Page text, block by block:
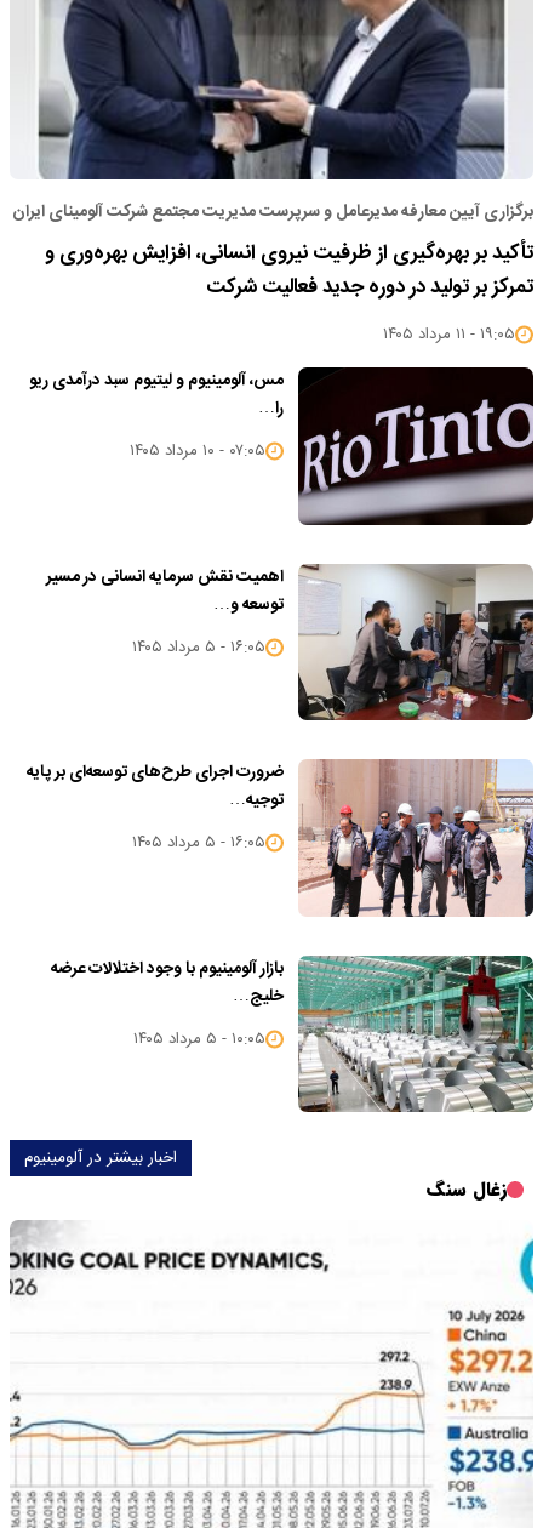
برگزاری آیین معارفه مدیرعامل و سرپرست مدیریت مجتمع شرکت آلومینای ایران
تأکید بر بهره‌گیری از ظرفیت نیروی انسانی، افزایش بهره‌وری و
تمرکز بر تولید در دوره جدید فعالیت شرکت
۱۹:۰۵ - ۱۱ مرداد ۱۴۰۵
مس، آلومینیوم و لیتیوم سبد درآمدی ریو
را…
۰۷:۰۵ - ۱۰ مرداد ۱۴۰۵
اهمیت نقش سرمایه انسانی در مسیر
توسعه و…
۱۶:۰۵ - ۵ مرداد ۱۴۰۵
ضرورت اجرای طرح‌های توسعه‌ای بر پایه
توجیه…
۱۶:۰۵ - ۵ مرداد ۱۴۰۵
بازار آلومینیوم با وجود اختلالات عرضه
خلیج…
۱۰:۰۵ - ۵ مرداد ۱۴۰۵
اخبار بیشتر در آلومینیوم
زغال سنگ